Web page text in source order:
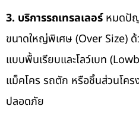
3. บริการรถเทรลเลอร์หมดปัญ
ขนาดใหญ่พิเศษ (Over Size) ด้
แบบพื้นเรียบและโลว์เบท
แม็คโคร รถตัก หรือชิ้นส่วนโคร
ปลอดภัย